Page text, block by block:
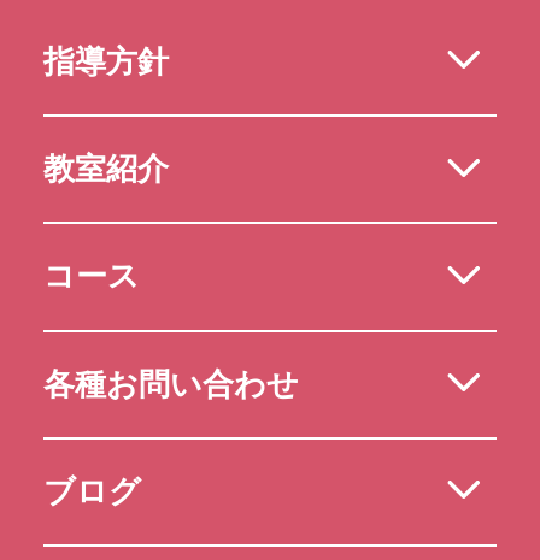
指導方針
教室紹介
コース
各種お問い合わせ
ブログ